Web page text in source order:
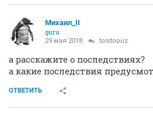
Михаил_II
guru
29 мая 2018 tolstopuz
а расскажите о последствиях?
а какие последствия
ОТВЕТИТЬ